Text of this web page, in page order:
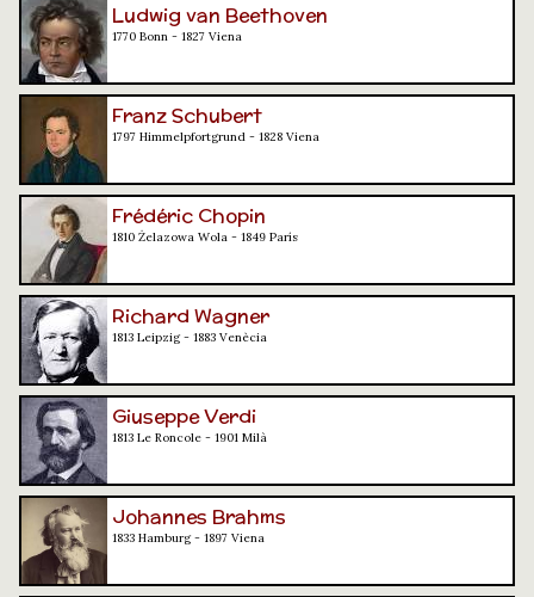
Ludwig van Beethoven
1770 Bonn - 1827 Viena
Franz Schubert
1797 Himmelpfortgrund - 1828 Viena
Frédéric Chopin
1810 Żelazowa Wola - 1849 París
Richard Wagner
1813 Leipzig - 1883 Venècia
Giuseppe Verdi
1813 Le Roncole - 1901 Milà
Johannes Brahms
1833 Hamburg - 1897 Viena